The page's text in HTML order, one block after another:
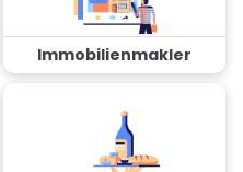
Immobilienmakler